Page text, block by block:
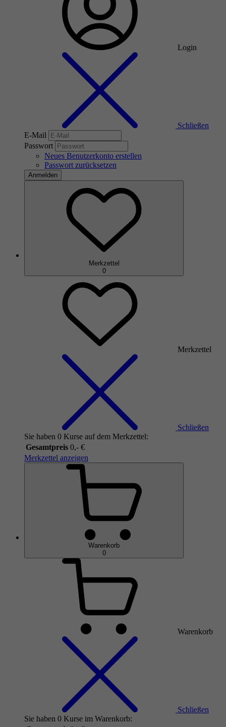
Login
Schließen
E-Mail
Passwort
Neues Benutzerkonto erstellen
Passwort zurücksetzen
Anmelden
Merkzettel
0
Merkzettel
Schließen
Sie haben 0 Kurse auf dem Merkzettel:
Gesamtpreis 0,- €
Merkzettel anzeigen
Warenkorb
0
Warenkorb
Schließen
Sie haben 0 Kurse im Warenkorb: